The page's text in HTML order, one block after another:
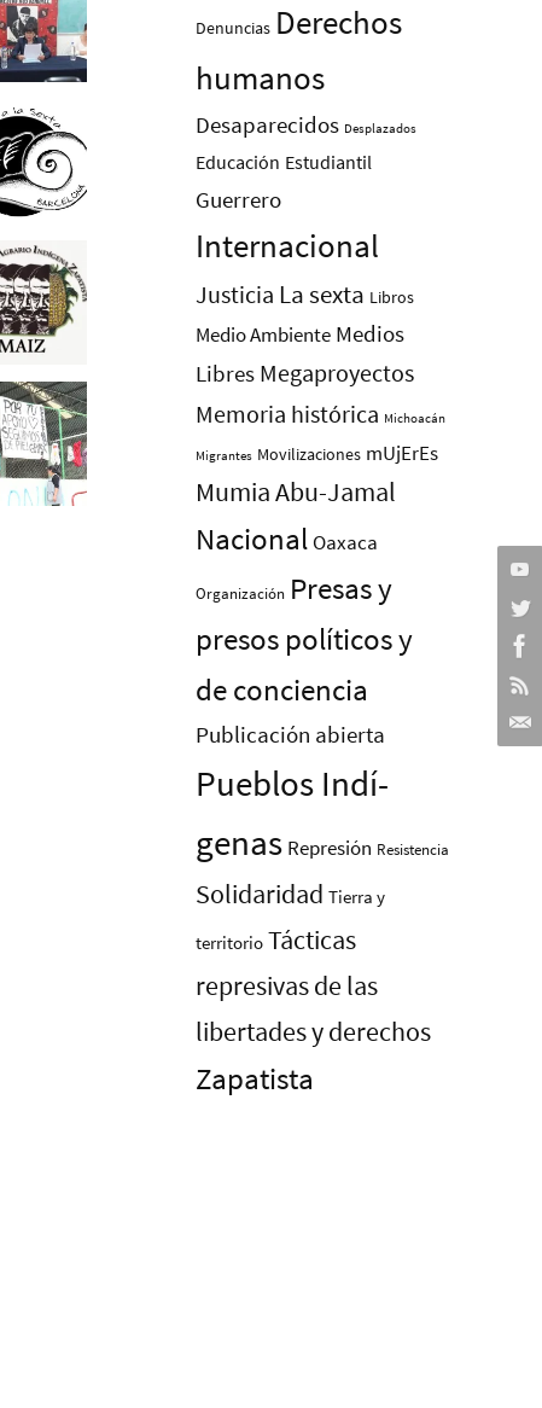
Denuncias Derechos
humanos
Desaparecidos Desplazados
Educación Estudiantil
Guerrero
Internacional
Justicia La sexta Libros
Medio Ambiente Medios
Libres Megaproyectos
Memoria histórica Michoacán
Migrantes Movilizaciones mUjErEs
Mumia Abu-Jamal
Nacional Oaxaca
Organización Presas y
presos polí­ticos y
de conciencia
Publicación abierta
Pueblos Indí­
genas Represión Resistencia
Solidaridad Tierra y
territorio Tácticas
represivas de las
libertades y derechos
Zapatista